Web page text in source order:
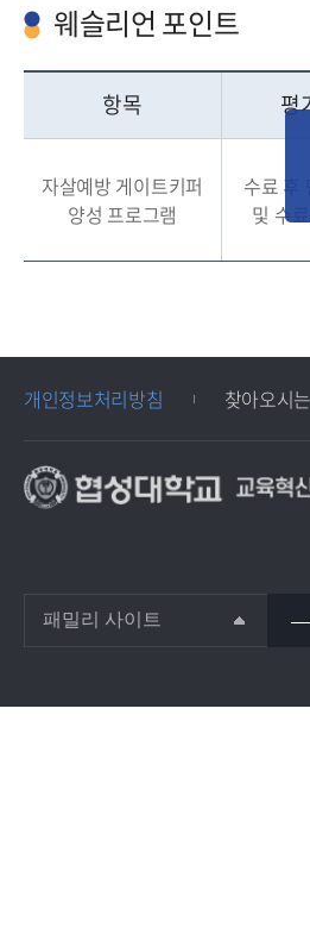
웨슬리언 포인트
항목 평
자살예방 게이트키퍼
양성 프로그램
수료 후
및 수료
개인정보처리방침 찾아오시